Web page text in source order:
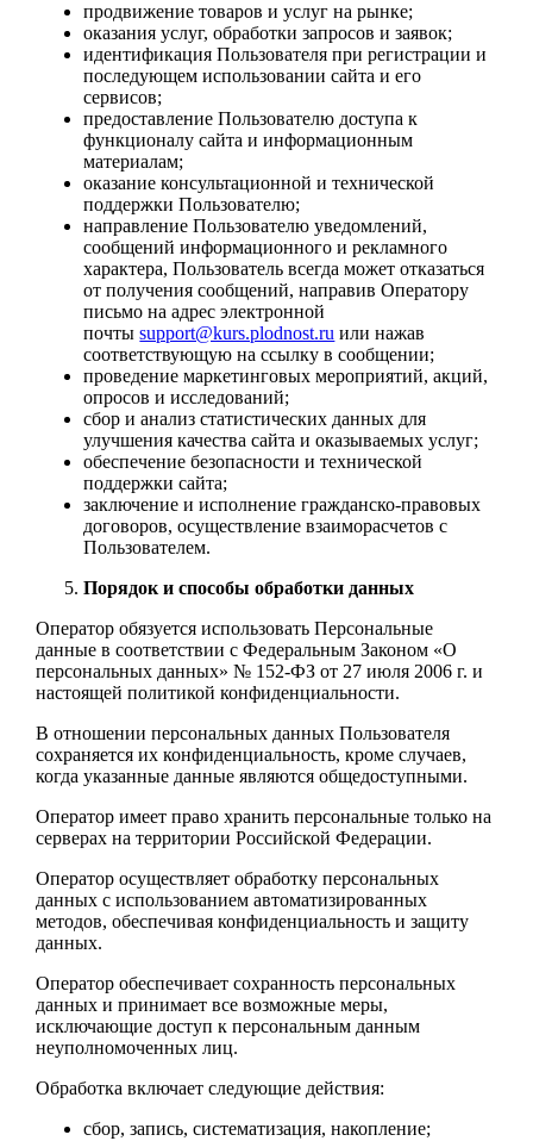
продвижение товаров и услуг на рынке;
оказания услуг, обработки запросов и заявок;
идентификация Пользователя при регистрации и
последующем использовании сайта и его
сервисов;
предоставление Пользователю доступа к
функционалу сайта и информационным
материалам;
оказание консультационной и технической
поддержки Пользователю;
направление Пользователю уведомлений,
сообщений информационного и рекламного
характера, Пользователь всегда может отказаться
от получения сообщений, направив Оператору
письмо на адрес электронной
почтыsupport@kurs.plodnost.ru или нажав
соответствующую на ссылку в сообщении;
проведение маркетинговых мероприятий, акций,
опросов и исследований;
сбор и анализ статистических данных для
улучшения качества сайта и оказываемых услуг;
обеспечение безопасности и технической
поддержки сайта;
заключение и исполнение гражданско-правовых
договоров, осуществление взаиморасчетов с
Пользователем.
Порядок и способы обработки данных
Оператор обязуется использовать Персональные
данные в соответствии с Федеральным Законом «О
персональных данных» № 152-ФЗ от 27 июля 2006 г. и
настоящей политикой конфиденциальности.
В отношении персональных данных Пользователя
сохраняется их конфиденциальность, кроме случаев,
когда указанные данные являются общедоступными.
Оператор имеет право хранить персональные только на
серверах на территории Российской Федерации.
Оператор осуществляет обработку персональных
данных с использованием автоматизированных
методов, обеспечивая конфиденциальность и защиту
данных.
Оператор обеспечивает сохранность персональных
данных и принимает все возможные меры,
исключающие доступ к персональным данным
неуполномоченных лиц.
Обработка включает следующие действия:
сбор, запись, систематизация, накопление;